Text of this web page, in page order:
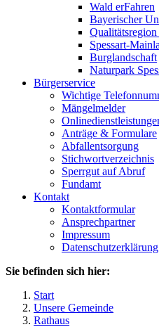
Wald erFahren
Bayerischer
Qualitätsregion
Spessart-
Burglandschaft
Naturpark
Bürgerservice
Wichtige
Mängelmelder
Anträge & Formulare
Abfallentsorgung
Stichwortverzeichnis
Sperrgut auf Abruf
Fundamt
Kontakt
Kontaktformular
Ansprechpartner
Impressum
Datenschutzerklärung
Sie befinden sich hier:
Start
Unsere Gemeinde
Rathaus